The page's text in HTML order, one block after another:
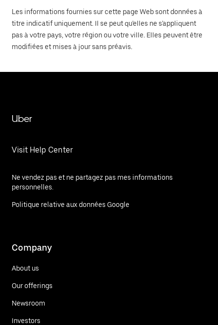
Les informations fournies sur cette page Web sont données à
titre indicatif uniquement. Il se peut qu'elles ne s'appliquent
pas à votre pays, votre région ou votre ville. Elles peuvent être
modifiées et mises à jour sans préavis.
Uber
Visit Help Center
Ne vendez pas et ne partagez pas mes informations
personnelles.
Politique relative aux données Google
Company
About us
Our offerings
Newsroom
Investors